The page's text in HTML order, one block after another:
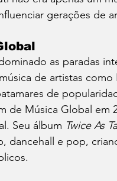
gerações de
as paradas
de artistas como
de
de Música Global em
Seu álbum Twice As
dancehall e pop,